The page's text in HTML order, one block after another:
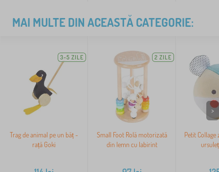
MAI MULTE DIN ACEASTĂ CATEGORIE:
3-5 ZILE
Trag de animal pe un băț -
rață Goki
2 ZILE
Small Foot Rolă motorizată
din lemn cu labirint
Petit
>